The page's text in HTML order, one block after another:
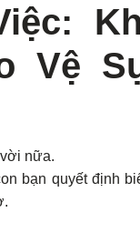
Vệ
nữa.
bạn quyết định